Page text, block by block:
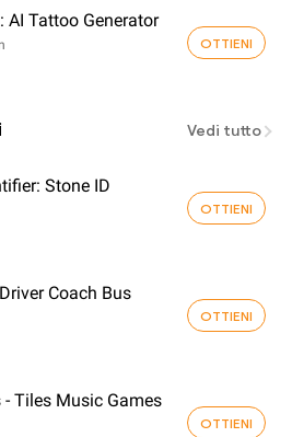
AI Tattoo Generator
OTTIENI
Vedi tutto
Stone ID
OTTIENI
Coach Bus
OTTIENI
- Tiles Music Games
OTTIENI